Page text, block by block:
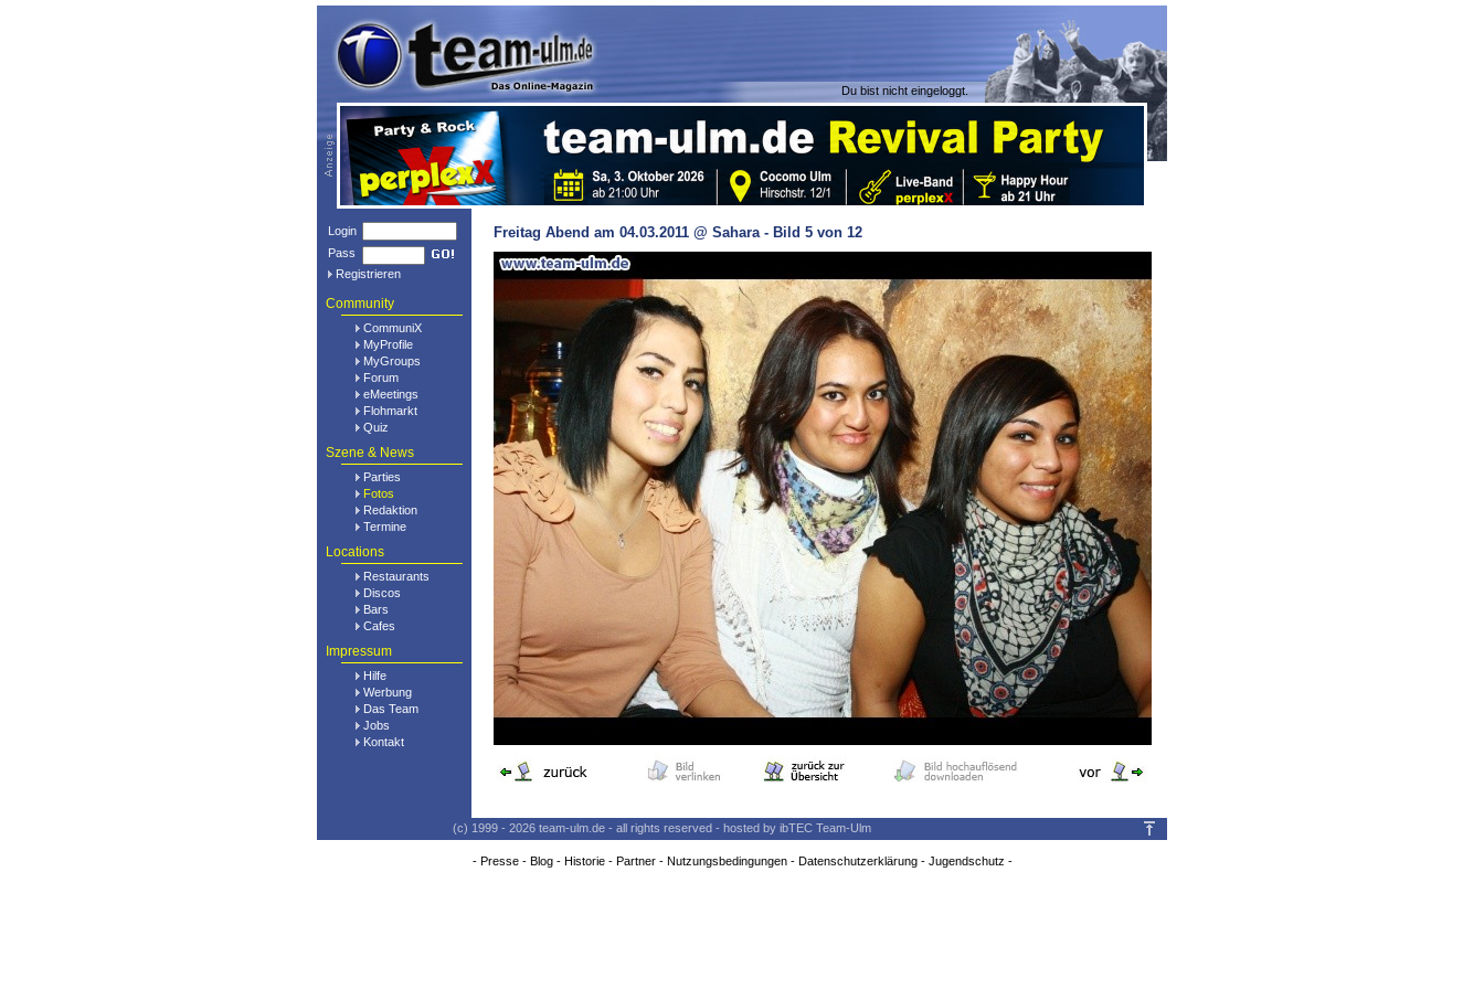
Du bist nicht eingeloggt.
Login
Pass
Registrieren
Community
CommuniX
MyProfile
MyGroups
Forum
eMeetings
Flohmarkt
Quiz
Szene & News
Parties
Fotos
Redaktion
Termine
Locations
Restaurants
Discos
Bars
Cafes
Impressum
Hilfe
Werbung
Das Team
Jobs
Kontakt
Freitag Abend am 04.03.2011 @ Sahara - Bild 5 von 12
(c) 1999 - 2026 team-ulm.de - all rights reserved - hosted by ibTEC Team-Ulm
- Presse- Blog- Historie- Partner- Nutzungsbedingungen- Datenschutzerklärung- Jugendschutz -